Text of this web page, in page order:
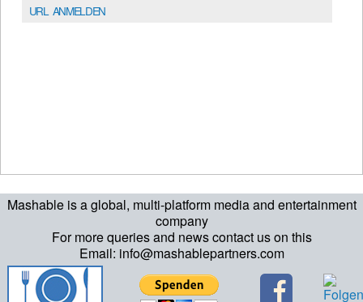
Mashable is a global, multi-platform media and entertainment
company
For more queries and news contact us on this
Email: info@mashablepartners.com
URL ANMELDEN